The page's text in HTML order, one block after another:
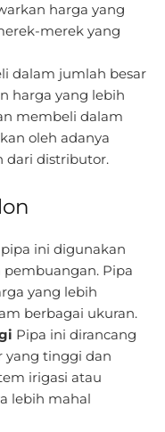
harga yang
merek yang
dalam jumlah besar
harga yang lebih
membeli dalam
oleh adanya
dari distributor.
ini digunakan
Pipa
yang lebih
berbagai ukuran.
Pipa ini dirancang
yang tinggi dan
irigasi atau
lebih mahal